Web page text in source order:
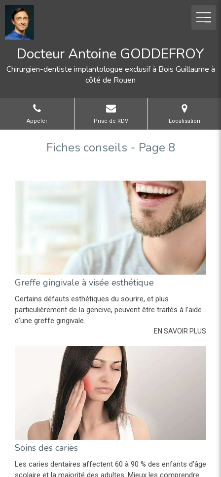
Docteur Antoine GODDEFROY
Chirurgien-dentiste implantologue exclusif à Bois Guillaume à
côté de Rouen
Appeler Prise de RDV Localisation
Fiches conseils - Page 8
Greffe gingivale à visée esthétique
Certains défauts esthétiques du sourire, et plus
particulièrement de la gencive, peuvent être traités à l’aide
d’une greffe gingivale.
EN SAVOIR PLUS
Soins des caries
Les caries dentaires affectent 60 à 90 % des enfants d’âge
scolaire et la majorité des adultes. Mieux les comprendre